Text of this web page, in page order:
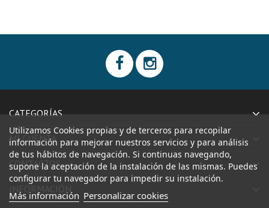
CATEGORÍAS
MI CUENTA
CONTACTOS
Utilizamos Cookies propias y de terceros para recopilar
información para mejorar nuestros servicios y para análisis
de tus hábitos de navegación. Si continuas navegando,
supone la aceptación de la instalación de las mismas. Puedes
configurar tu navegador para impedir su instalación.
Más información Personalizar cookies